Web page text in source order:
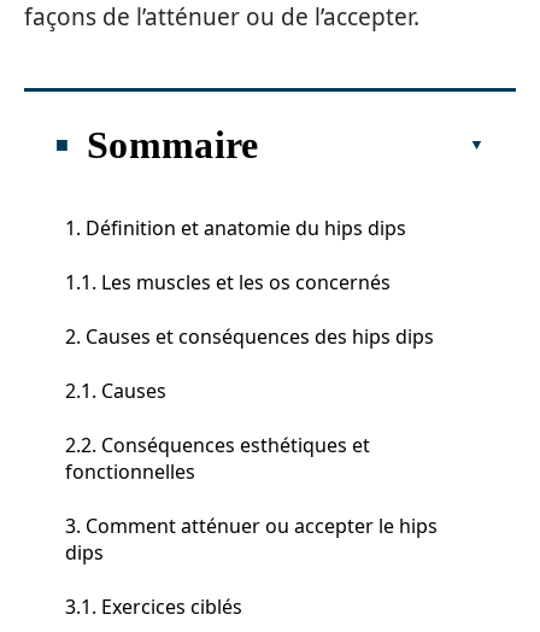
façons de l’atténuer ou de l’accepter.
Sommaire
1. Définition et anatomie du hips dips
1.1. Les muscles et les os concernés
2. Causes et conséquences des hips dips
2.1. Causes
2.2. Conséquences esthétiques et
fonctionnelles
3. Comment atténuer ou accepter le hips
dips
3.1. Exercices ciblés